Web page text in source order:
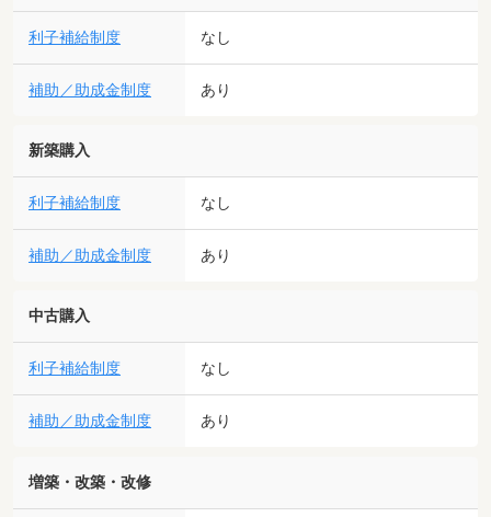
利子補給制度 なし
補助／助成金制度 あり
新築購入
利子補給制度 なし
補助／助成金制度 あり
中古購入
利子補給制度 なし
補助／助成金制度 あり
増築・改築・改修